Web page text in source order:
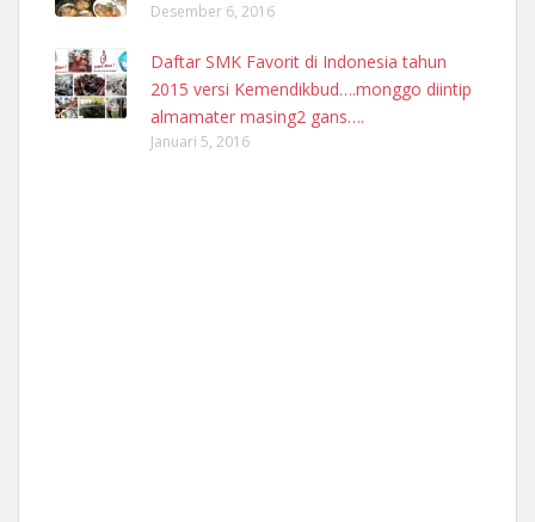
Desember 6, 2016
Daftar SMK Favorit di Indonesia tahun
2015 versi Kemendikbud….monggo diintip
almamater masing2 gans….
Januari 5, 2016